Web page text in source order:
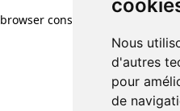
Nous
d'autres
pour
de
browser console for more